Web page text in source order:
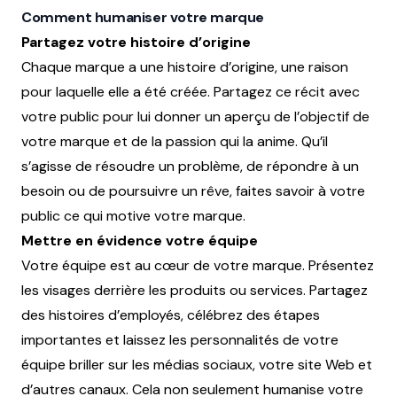
Comment humaniser votre marque
Partagez votre histoire d’origine
Chaque marque a une histoire d’origine, une raison
pour laquelle elle a été créée. Partagez ce récit avec
votre public pour lui donner un aperçu de l’objectif de
votre marque et de la passion qui la anime. Qu’il
s’agisse de résoudre un problème, de répondre à un
besoin ou de poursuivre un rêve, faites savoir à votre
public ce qui motive votre marque.
Mettre en évidence votre équipe
Votre équipe est au cœur de votre marque. Présentez
les visages derrière les produits ou services. Partagez
des histoires d’employés, célébrez des étapes
importantes et laissez les personnalités de votre
équipe briller sur les médias sociaux, votre site Web et
d’autres canaux. Cela non seulement humanise votre